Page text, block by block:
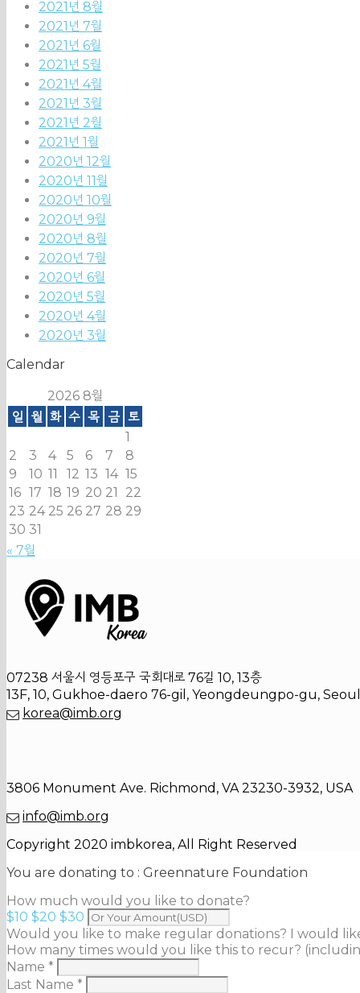
2021년 8월
2021년 7월
2021년 6월
2021년 5월
2021년 4월
2021년 3월
2021년 2월
2021년 1월
2020년 12월
2020년 11월
2020년 10월
2020년 9월
2020년 8월
2020년 7월
2020년 6월
2020년 5월
2020년 4월
2020년 3월
Calendar
2026 8월
일 월 화 수 목 금 토
1
2
3 4 5 6 7
8
9
10 11 12 13 14 15
16 17 18 19 20 21
22
23 24 25 26 27 28 29
30 31
« 7월
07238 서울시 영등포구 국회대로 76길 10, 13층
13F, 10, Gukhoe-daero 76-gil, Yeongdeungpo-gu,
korea@imb.org
3806 Monument Ave. Richmond, VA 23230-3932, USA
info@imb.org
Copyright 2020 imbkorea, All Right Reserved
You are donating to : Greennature Foundation
How much would you like to donate?
$10 $20 $30
Would you like to make regular donations? I would
How many times would you like this to recur?
Name *
Last Name *